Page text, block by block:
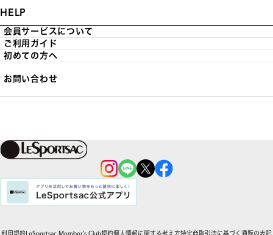
HELP
会員サービスについて
ご利用ガイド
初めての方へ
お問い合わせ